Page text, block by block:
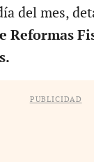
del mes,
Reformas
PUBLICIDAD